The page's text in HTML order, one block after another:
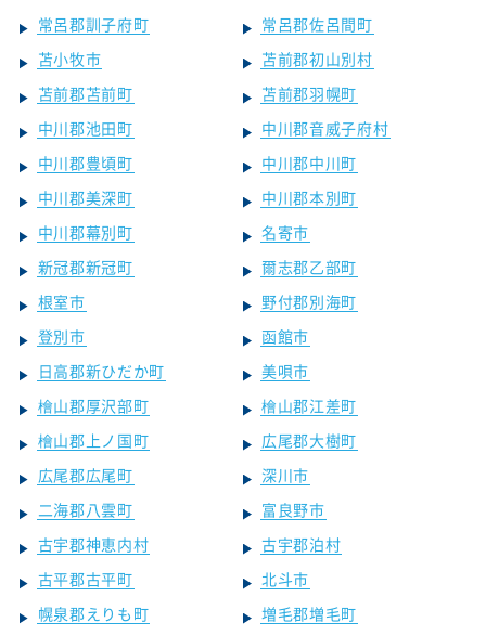
常呂郡訓子府町
常呂郡佐呂間町
苫小牧市
苫前郡初山別村
苫前郡苫前町
苫前郡羽幌町
中川郡池田町
中川郡音威子府村
中川郡豊頃町
中川郡中川町
中川郡美深町
中川郡本別町
中川郡幕別町
名寄市
新冠郡新冠町
爾志郡乙部町
根室市
野付郡別海町
登別市
函館市
日高郡新ひだか町
美唄市
檜山郡厚沢部町
檜山郡江差町
檜山郡上ノ国町
広尾郡大樹町
広尾郡広尾町
深川市
二海郡八雲町
富良野市
古宇郡神恵内村
古宇郡泊村
古平郡古平町
北斗市
幌泉郡えりも町
増毛郡増毛町